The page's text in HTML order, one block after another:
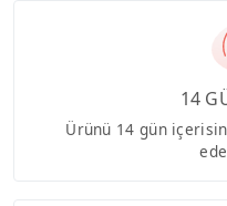
14
Ürünü 14 gün